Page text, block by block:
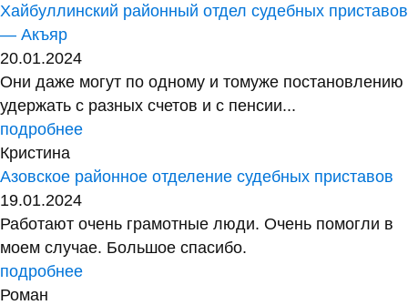
Хайбуллинский районный отдел судебных приставов
— Акъяр
20.01.2024
Они даже могут по одному и томуже постановлению
удержать с разных счетов и с пенсии...
подробнее
Кристина
Азовское районное отделение судебных приставов
19.01.2024
Работают очень грамотные люди. Очень помогли в
моем случае. Большое спасибо.
подробнее
Роман